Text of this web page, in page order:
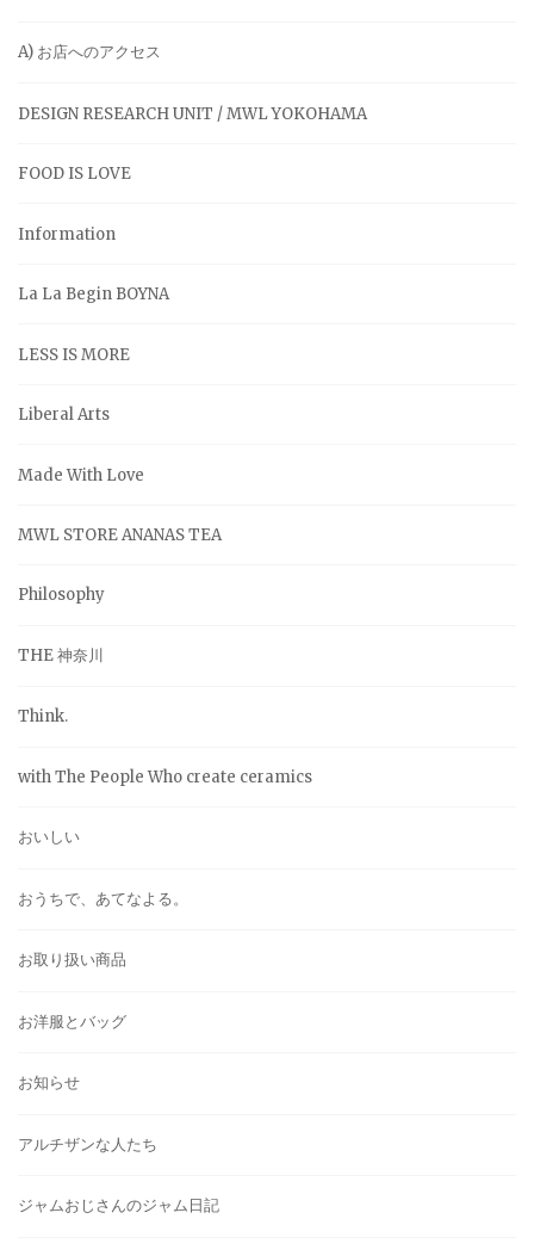
A) お店へのアクセス
DESIGN RESEARCH UNIT / MWL YOKOHAMA
FOOD IS LOVE
Information
La La Begin BOYNA
LESS IS MORE
Liberal Arts
Made With Love
MWL STORE ANANAS TEA
Philosophy
THE 神奈川
Think.
with The People Who create ceramics
おいしい
おうちで、あてなよる。
お取り扱い商品
お洋服とバッグ
お知らせ
アルチザンな人たち
ジャムおじさんのジャム日記